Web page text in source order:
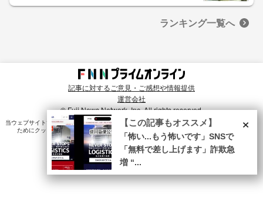
ランキング一覧へ
記事に対するご意見・ご感想や情報提供
運営会社
© Fuji News Network, Inc. All rights reserved.
当ウェブサイトでは、ユーザのニーズ・興味・関⼼に合致したコンテンツや広告配信を提供する
ためにクッキーを使⽤しています。詳細は、
プライバシーポリシー をご確認ください。×
【この記事もオススメ】
「怖い...もう怖いです」SNSで
「無料で差し上げます」詐欺急
増 “...